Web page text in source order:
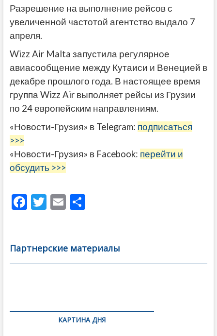
Разрешение на выполнение рейсов с
увеличенной частотой агентство выдало 7
апреля.
Wizz Air Malta запустила регулярное
авиасообщение между Кутаиси и Венецией в
декабре прошлого года. В настоящее время
группа Wizz Air выполняет рейсы из Грузии
по 24 европейским направлениям.
«Новости-Грузия» в Telegram: подписаться
>>>
«Новости-Грузия» в Facebook: перейти и
обсудить >>>
F
b
o
T
er
E
l
О
а
в
Партнерские материалы
по
записямКАРТИНА ДНЯ